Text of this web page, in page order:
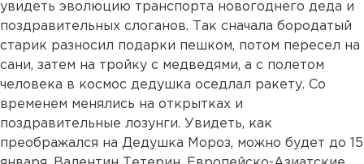
увидеть эволюцию транспорта новогоднего деда и
поздравительных слоганов. Так сначала бородатый
старик разносил подарки пешком, потом пересел на
сани, затем на тройку с медведями, а с полетом
человека в космос дедушка оседлал ракету. Со
временем менялись на открытках и
поздравительные лозунги. Увидеть, как
преображался на Дедушка Мороз, можно будет до 15